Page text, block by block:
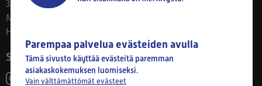
33800 Tampere
Ma–Pe 8–17
Huom! Myymälän poikkeusaukiolot: 27.7.-21.8. klo 8-16
Seuraa meitä
Parempaa palvelua evästeiden avulla
Tämä sivusto käyttää evästeitä paremman
asiakaskokemuksen luomiseksi.
Vain välttämättömät evästeet